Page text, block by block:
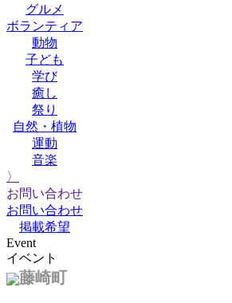
グルメ
ボランティア
動物
子ども
学び
癒し
祭り
自然・植物
運動
音楽
〉
お問い合わせ
お問い合わせ
掲載希望
Event
イベント
藤崎町